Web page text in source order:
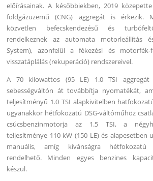
előírásainak. A későbbiekben, 2019
földgázüzemű (CNG) aggregát is érkezik.
közvetlen befecskendezésű és
rendelkeznek az automata motorleállítás
System), azonfelül a fékezési és motorfék-
visszatáplálás (rekuperáció) rendszereivel.
A 70 kilowattos (95 LE) 1.0 TSI aggregát
sebességváltón át továbbítja nyomatékát,
teljesítményű 1.0 TSI alapkivitelben
ugyanakkor hétfokozatú DSG-váltóműhöz
csúcsbenzinmotorja az 1.5 TSI, a
teljesítménye 110 kW (150 LE) és alapesetben
manuális, amíg kívánságra hétfokozatú
rendelhető. Minden egyes benzines
készül.